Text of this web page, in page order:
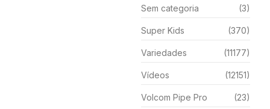
Sem categoria (3)
Super Kids (370)
Variedades (11177)
Vídeos (12151)
Volcom Pipe Pro (23)